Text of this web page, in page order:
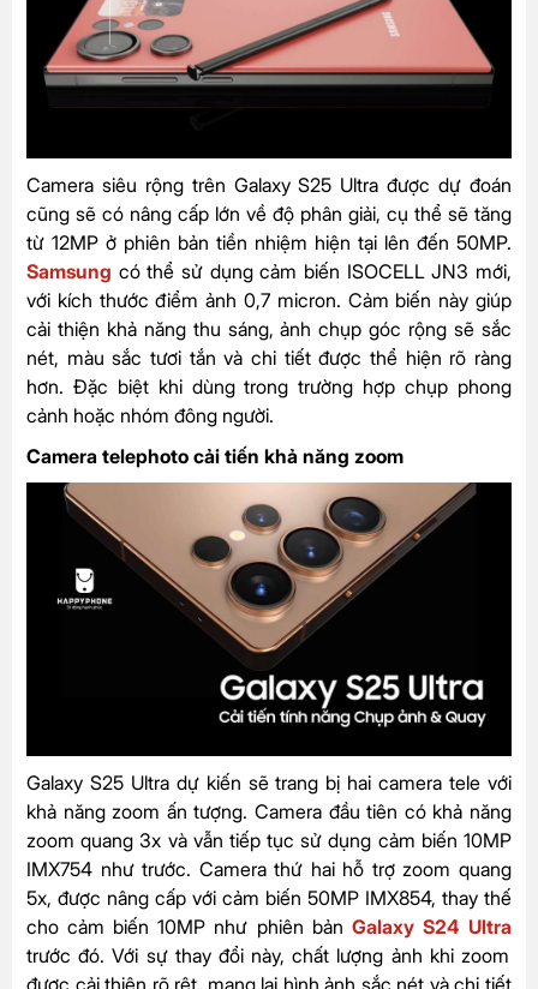
Camera siêu rộng trên Galaxy S25 Ultra được dự đoán
cũng sẽ có nâng cấp lớn về độ phân giải, cụ thể sẽ tăng
từ 12MP ở phiên bản tiền nhiệm hiện tại lên đến 50MP.
Samsung có thể sử dụng cảm biến ISOCELL JN3 mới,
với kích thước điểm ảnh 0,7 micron. Cảm biến này giúp
cải thiện khả năng thu sáng, ảnh chụp góc rộng sẽ sắc
nét, màu sắc tươi tắn và chi tiết được thể hiện rõ ràng
hơn. Đặc biệt khi dùng trong trường hợp chụp phong
cảnh hoặc nhóm đông người.
Camera telephoto cải tiến khả năng zoom
Galaxy S25 Ultra dự kiến sẽ trang bị hai camera tele với
khả năng zoom ấn tượng. Camera đầu tiên có khả năng
zoom quang 3x và vẫn tiếp tục sử dụng cảm biến 10MP
IMX754 như trước. Camera thứ hai hỗ trợ zoom quang
5x, được nâng cấp với cảm biến 50MP IMX854, thay thế
cho cảm biến 10MP như phiên bản Galaxy S24 Ultra
trước đó. Với sự thay đổi này, chất lượng ảnh khi zoom
được cải thiện rõ rệt, mang lại hình ảnh sắc nét và chi tiết